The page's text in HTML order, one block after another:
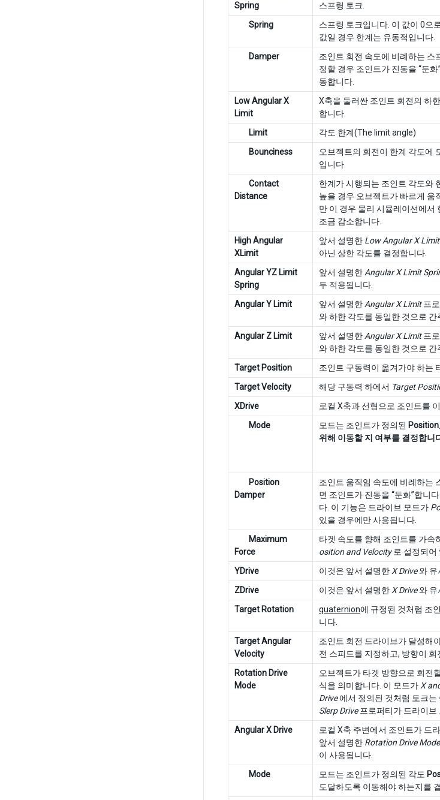
Spring
스프링 토크.
Spring
스프링 토크입니다. 이 값이 0으
값일 경우 한계는 유동적입니다.
Damper
조인트 회전 속도에 비례하는 스
정할 경우 조인트가 진동을 “둔
동합니다.
Low Angular X
Limit
X축을 둘러싼 조인트 회전의 하
합니다.
Limit
각도 한계(The limit angle)
Bounciness
오브젝트의 회전이 한계 각도에
입니다.
Contact
Distance
한계가 시행되는 조인트 각도와
높을 경우 오브젝트가 빠르게 움
만 이 경우 물리 시뮬레이션에서
조금 감소합니다.
High Angular
XLimit
앞서 설명한 Low Angular X Limit
아닌 상한 각도를 결정합니다.
Angular YZ Limit
Spring
앞서 설명한 Angular X Limit
두 적용됩니다.
Angular Y Limit
앞서 설명한 Angular X Limit프로
와 하한 각도를 동일한 것으로 간
Angular Z Limit
앞서 설명한 Angular X Limit프로
와 하한 각도를 동일한 것으로 간
Target Position
조인트 구동력이 옮겨가야 하는
Target Velocity
해당 구동력 하에서 Target
XDrive
로컬 X축과 선형으로 조인트를
Mode
모드는 조인트가 정의된
위해 이동할 지 여부를 결정합
Position
Damper
조인트 움직임 속도에 비례하는
면 조인트가 진동을 “둔화”합니
다. 이 기능은 드라이브 모드가
있을 경우에만 사용됩니다.
Maximum
Force
타겟 속도를 향해 조인트를 가속
osition and Velocity로 설정되어
YDrive
이것은 앞서 설명한 X Drive와 유
ZDrive
이것은 앞서 설명한 X Drive와 유
Target Rotation
quaternion에 규정된 것처럼 조
니다.
Target Angular
Velocity
조인트 회전 드라이브가 달성해
전 스피드를 지정하고, 방향이
Rotation Drive
Mode
오브젝트가 타겟 방향으로 회전
식을 의미합니다. 이 모드가 X
Drive에서 정의된 것처럼 토크는
Slerp Drive프로퍼티가 드라이브
Angular X Drive
로컬 X축 주변에서 조인트가 드
앞서 설명한 Rotation Drive Mode
이 사용됩니다.
Mode
모드는 조인트가 정의된 각도
도달하도록 이동해야 하는지를